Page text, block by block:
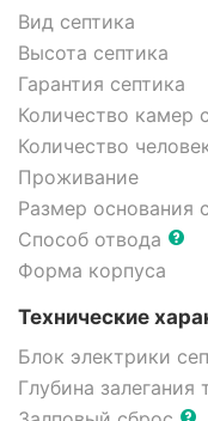
Вид септика
Высота септика
Гарантия септика
Количество камер
Количество
Проживание
Размер основания
Способ отвода
Форма корпуса
Технические
Блок электрики
Глубина залегания